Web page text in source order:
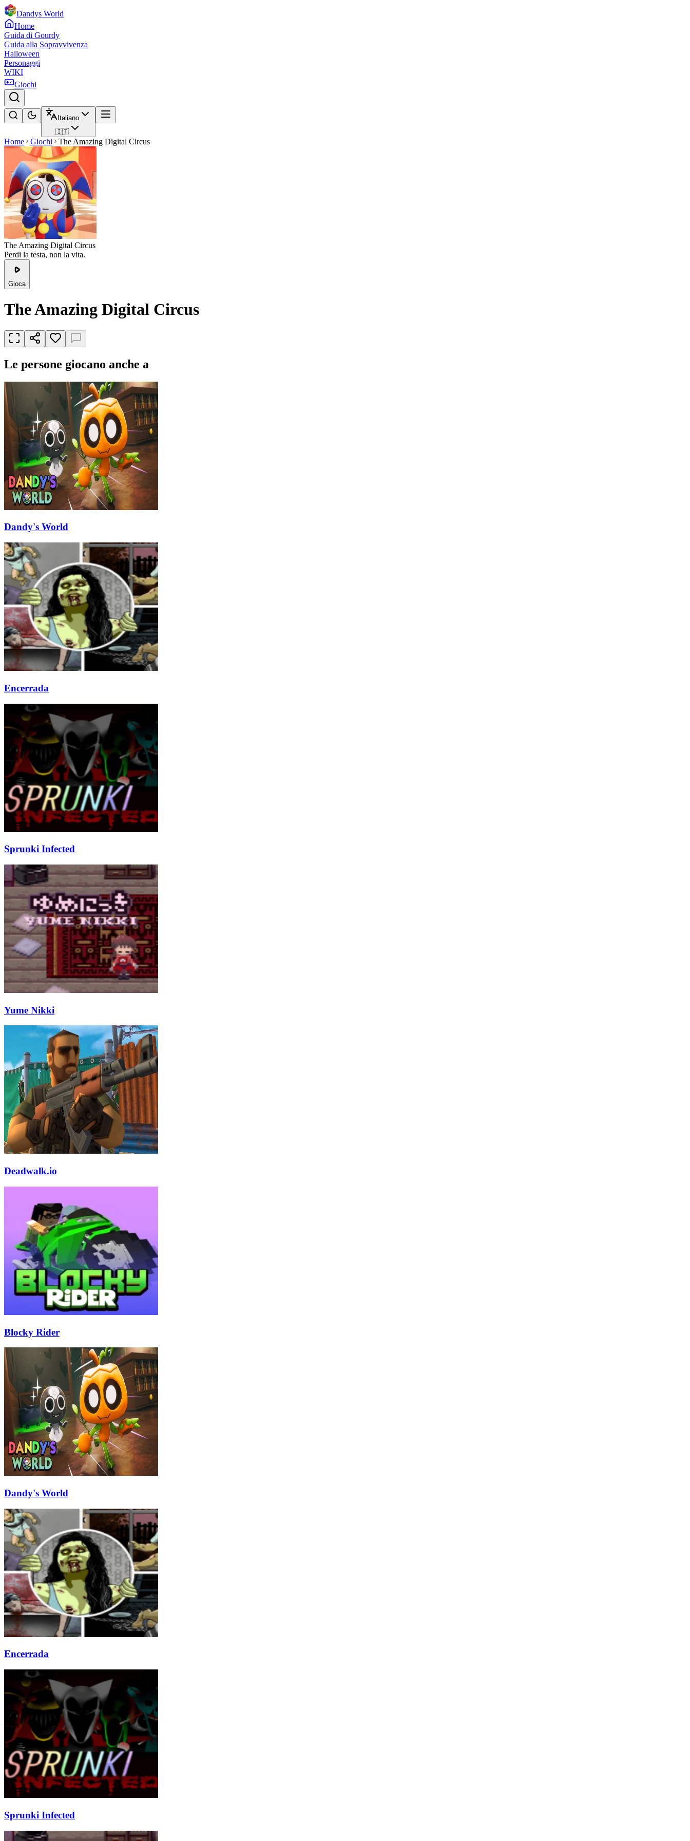
Dandys World
Home
Guida di Gourdy
Guida alla Sopravvivenza
Halloween
Personaggi
WIKI
Giochi
Italiano
🇮🇹
Home Giochi The Amazing Digital Circus
The Amazing Digital Circus
Perdi la testa, non la vita.
Gioca
The Amazing Digital Circus
Le persone giocano anche a
Dandy's World
Encerrada
Sprunki Infected
Yume Nikki
Deadwalk.io
Blocky Rider
Dandy's World
Encerrada
Sprunki Infected